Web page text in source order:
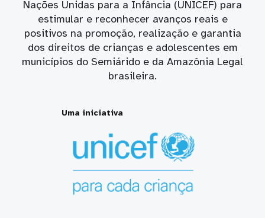
Nações Unidas para a Infância (UNICEF) para
estimular e reconhecer avanços reais e
positivos na promoção, realização e garantia
dos direitos de crianças e adolescentes em
municípios do Semiárido e da Amazônia Legal
brasileira.
Uma iniciativa